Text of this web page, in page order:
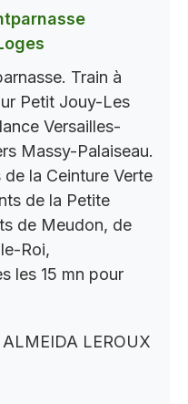
Train à
Petit Jouy-Les
Versailles-
Massy-Palaiseau.
la Ceinture Verte
de la Petite
de Meudon, de
Roi,
les 15 mn pour
ALMEIDA LEROUX